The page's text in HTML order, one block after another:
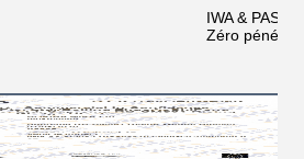
IWA & PAS
Zéro